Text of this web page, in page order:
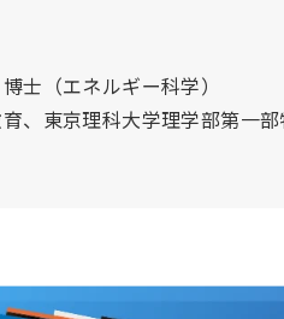
（エネルギー科学）
、東京理科大学理学部第一